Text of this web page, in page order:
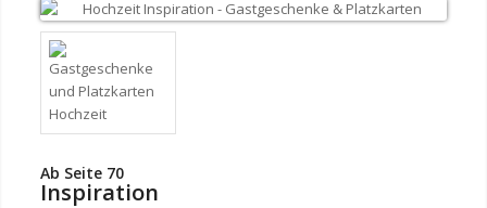
Ab Seite 70
Inspiration